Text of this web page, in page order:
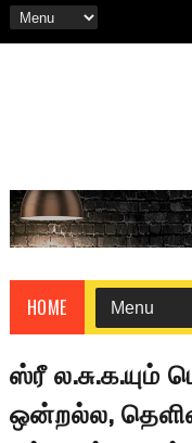
HOME
ஸ்ரீ ல.சு.க.யும்
ஒன்றல்ல,